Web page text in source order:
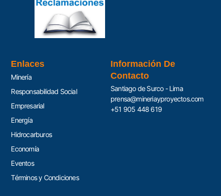
Enlaces
Minería
Responsabilidad Social
Empresarial
Energía
Hidrocarburos
Economía
Eventos
Términos y Condiciones
Información De
Contacto
Santiago de Surco - Lima
prensa@mineriayproyectos.com
+51 905 448 619